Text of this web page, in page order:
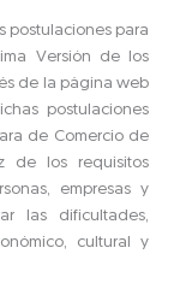
postulaciones para
Versión de los
de la página web
postulaciones
de Comercio de
de los requisitos
empresas y
las dificultades,
cultural y